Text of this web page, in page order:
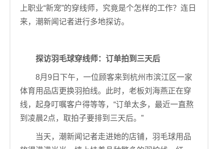
上职业“新宠”的穿线师，究竟是个怎样的工作？连日
来，潮新闻记者进行多地探访。
探访羽毛球穿线师：订单拍到三天后
8月9日下午，一位顾客来到杭州市滨江区一家
体育用品店更换羽拍线。此时，老板刘海燕正在穿
线，起身叮嘱客户得等等，“订单太多，最近一直熬
到凌晨2点，取拍子要排到三天后。”
当天，潮新闻记者走进她的店铺，羽毛球用品